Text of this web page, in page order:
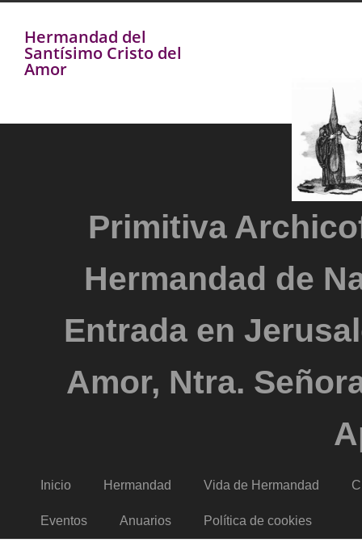
Hermandad del
Santísimo Cristo del
Amor
Primitiva
Hermandad de
Entrada en
Amor, Ntra.
Inicio Hermandad Vida de Hermandad
Eventos Anuarios Política de cookies